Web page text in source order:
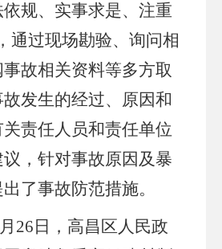
规、实事求是、注重
通过现场勘验、询问相
故相关资料等多方取
发生的经过、原因和
责任人员和责任单位
，针对事故原因及暴
了事故防范措施。
月 26 日，高昌区人民政